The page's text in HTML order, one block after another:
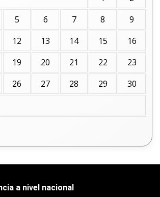
5 6 7 8
9
12 13 14 15
16
19 20 21 22
23
26 27 28 29
30
a nivel nacional